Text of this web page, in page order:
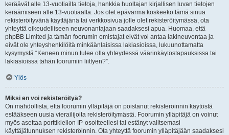
keräävät alle 13-vuotiailta tietoja, hankkia huoltajan kirjallisen luvan tietojen
keräämiseen alle 13-vuotiaalta. Jos olet epävarma koskeeko tämä sinua
rekisteröityvänä käyttäjänä tai verkkosivua jolle olet rekisteröitymässä, ota
yhteyttä oikeudelliseen neuvonantajaan saadaksesi apua. Huomaa, että
phpBB Limited ja tämän foorumin omistajat eivät voi antaa lakineuvontaa ja
eivät ole yhteyshenkilöitä minkäänlaisissa lakiasioissa, lukuunottamatta
kysymystä “Keneen minun tulee olla yhteydessä väärinkäytöstapauksissa tai
lakiasioissa tähän foorumiin liittyen?”.
Ylös
Miksi en voi rekisteröityä?
On mahdollista, että foorumin ylläpitäjä on poistanut rekisteröinnin käytöstä
estääkseen uusia vierailijoita rekisteröitymästä. Foorumin ylläpitäjä on voinut
myös asettaa porttikiellon IP-osoitteellesi tai estänyt valitsemasi
käyttäjätunnuksen rekisteröinnin. Ota yhteyttä foorumin ylläpitäjään saadaksesi